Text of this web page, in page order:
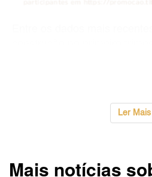
Ler Mais
Mais notícias